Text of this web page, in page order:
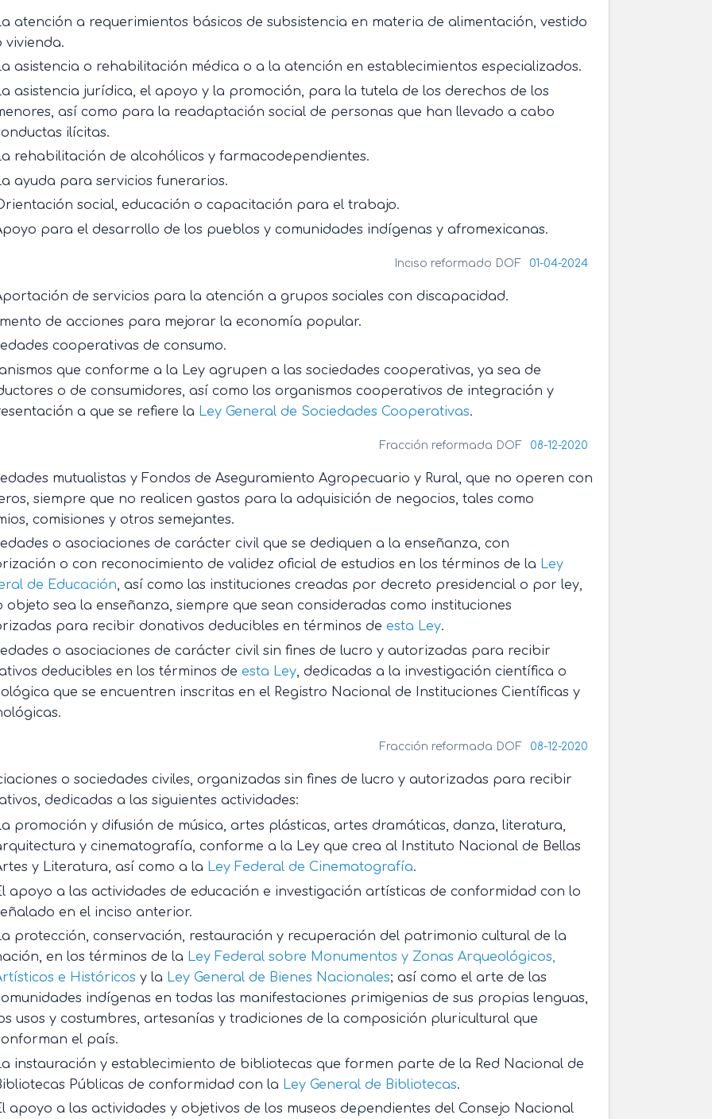
atención a requerimientos básicos de subsistencia en materia de alimentación, vestido
vivienda.
asistencia o rehabilitación médica o a la atención en establecimientos especializados.
asistencia jurídica, el apoyo y la promoción, para la tutela de los derechos de los
así como para la readaptación social de personas que han llevado a cabo
ilícitas.
rehabilitación de alcohólicos y farmacodependientes.
ayuda para servicios funerarios.
social, educación o capacitación para el trabajo.
para el desarrollo de los pueblos y comunidades indígenas y afromexicanas.
Inciso reformado DOF 01-04-2024
de servicios para la atención a grupos sociales con discapacidad.
de acciones para mejorar la economía popular.
cooperativas de consumo.
que conforme a la Ley agrupen a las sociedades cooperativas, ya sea de
o de consumidores, así como los organismos cooperativos de integración y
a que se refiere la Ley General de Sociedades Cooperativas.
Fracción reformada DOF 08-12-2020
mutualistas y Fondos de Aseguramiento Agropecuario y Rural, que no operen con
siempre que no realicen gastos para la adquisición de negocios, tales como
comisiones y otros semejantes.
o asociaciones de carácter civil que se dediquen a la enseñanza, con
o con reconocimiento de validez oficial de estudios en los términos de la Ley
de Educación, así como las instituciones creadas por decreto presidencial o por ley,
objeto sea la enseñanza, siempre que sean consideradas como instituciones
para recibir donativos deducibles en términos deesta Ley.
o asociaciones de carácter civil sin fines de lucro y autorizadas para recibir
deducibles en los términos deesta Ley, dedicadas a la investigación científica o
que se encuentren inscritas en el Registro Nacional de Instituciones Científicas y
Fracción reformada DOF 08-12-2020
o sociedades civiles, organizadas sin fines de lucro y autorizadas para recibir
dedicadas a las siguientes actividades:
promoción y difusión de música, artes plásticas, artes dramáticas, danza, literatura,
y cinematografía, conforme a la Ley que crea al Instituto Nacional de Bellas
y Literatura, así como a la Ley Federal de Cinematografía.
apoyo a las actividades de educación e investigación artísticas de conformidad con lo
en el inciso anterior.
protección, conservación, restauración y recuperación del patrimonio cultural de la
en los términos de la Ley Federal sobre Monumentos y Zonas Arqueológicos,
e Históricos y la Ley General de Bienes Nacionales; así como el arte de las
indígenas en todas las manifestaciones primigenias de sus propias lenguas,
usos y costumbres, artesanías y tradiciones de la composición pluricultural que
el país.
instauración y establecimiento de bibliotecas que formen parte de la Red Nacional de
Públicas de conformidad con la Ley General de Bibliotecas.
apoyo a las actividades y objetivos de los museos dependientes del Consejo Nacional